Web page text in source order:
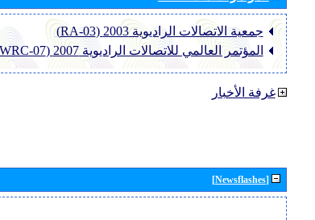
جمعية الاتصالات الراديوية 2003 (RA-03)
المؤتمر العالمي للاتصالات الراديوية 2007 (WRC-07)
غرفة الأخبار
[Newsflashes]